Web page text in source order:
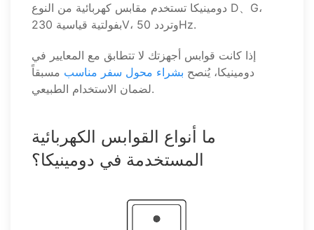
دومينيكا تستخدم مقابس كهربائية من النوع D、G،
بفولتية قياسية 230V، وتردد 50Hz.
إذا كانت قوابس أجهزتك لا تتطابق مع المعايير في
دومينيكا، يُنصح بشراء محول سفر مناسب مسبقاً
لضمان الاستخدام الطبيعي.
ما أنواع القوابس الكهربائية
المستخدمة في دومينيكا؟